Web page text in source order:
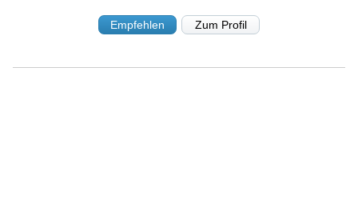
Empfehlen Zum Profil